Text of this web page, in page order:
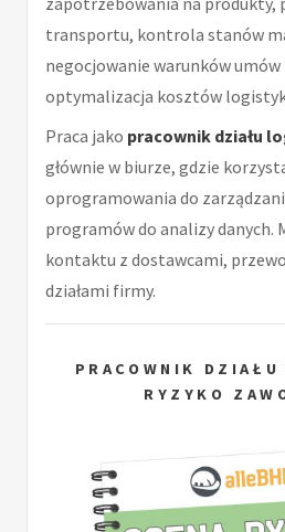
transportu, kontrola stanów
negocjowanie warunków
optymalizacja kosztów
Praca jako pracownik działu
głównie w biurze, gdzie
oprogramowania do
programów do analizy danych.
kontaktu z dostawcami,
działami firmy.
PRACOWNIK
RYZYKO